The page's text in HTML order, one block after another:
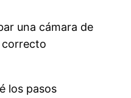
una cámara de
correcto
los pasos